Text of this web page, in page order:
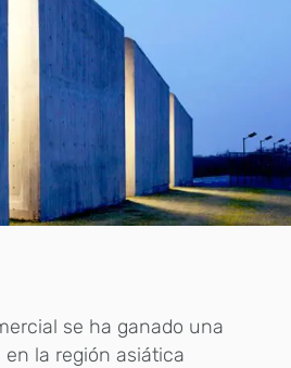
se ha ganado una
la región asiática